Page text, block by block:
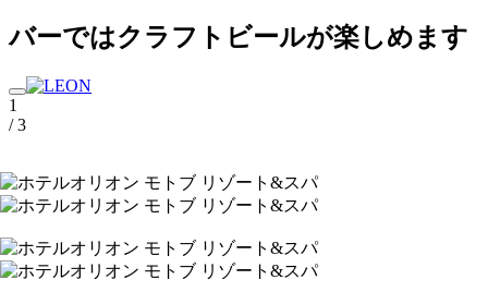
バーではクラフトビールが楽しめます
1
/ 3